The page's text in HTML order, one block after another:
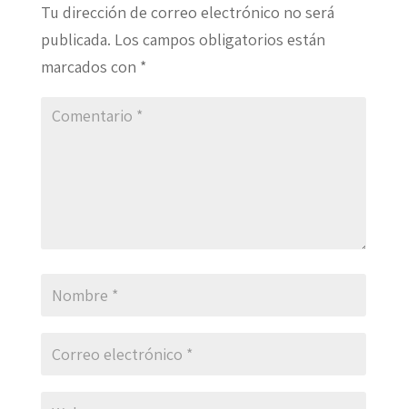
Tu dirección de correo electrónico no será
publicada. Los campos obligatorios están
marcados con *